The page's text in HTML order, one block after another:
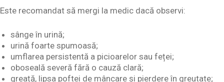
Este recomandat să mergi la medic dacă observi:
sânge în urină;
urină foarte spumoasă;
umflarea persistentă a picioarelor sau feței;
oboseală severă fără o cauză clară;
greață, lipsa poftei de mâncare și pierdere în greutate;